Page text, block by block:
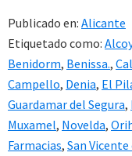
Publicado en: Alicante
Etiquetado como: Alcoy
Benidorm, Benissa.,
Campello, Denia, El
Guardamar del Segura,
Muxamel, Novelda,
Farmacias, San